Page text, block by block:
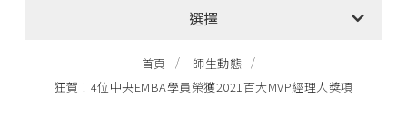
選擇
全部消息
EMBA招生公告
首頁
師生動態
狂賀！4位中央EMBA學員榮獲2021百大MVP經理人獎項